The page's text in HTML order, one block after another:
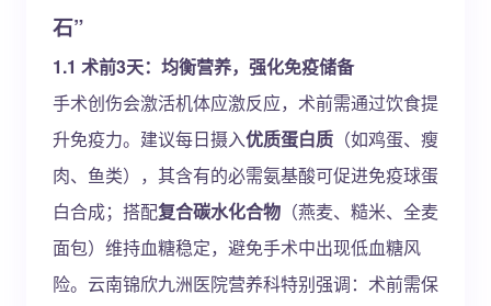
石”
1.1 术前3天：均衡营养，强化免疫储备
手术创伤会激活机体应激反应，术前需通过饮食提
升免疫力。建议每日摄入优质蛋白质 （如鸡蛋、瘦
肉、鱼类），其含有的必需氨基酸可促进免疫球蛋
白合成；搭配复合碳水化合物 （燕麦、糙米、全麦
面包）维持血糖稳定，避免手术中出现低血糖风
险。云南锦欣九洲医院营养科特别强调：术前需保